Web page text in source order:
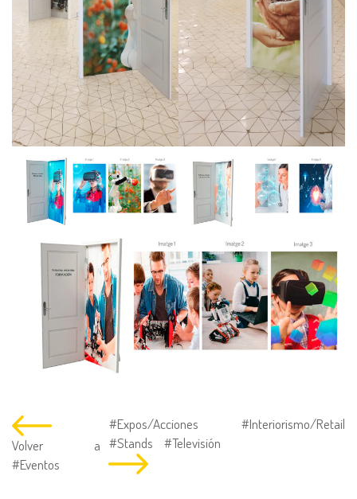
Volver a
#Eventos
#Expos/Acciones
#Interiorismo/Retail
#Stands
#Televisión